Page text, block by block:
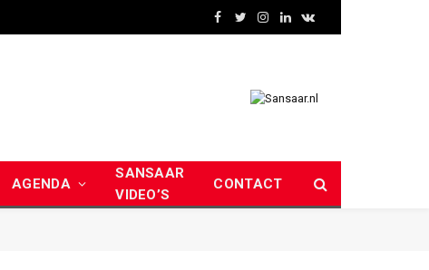
Facebook
TwitterInstagram
LinkedInVKontakte
AGENDA
SANSAAR
VIDEO’S
CONTACT